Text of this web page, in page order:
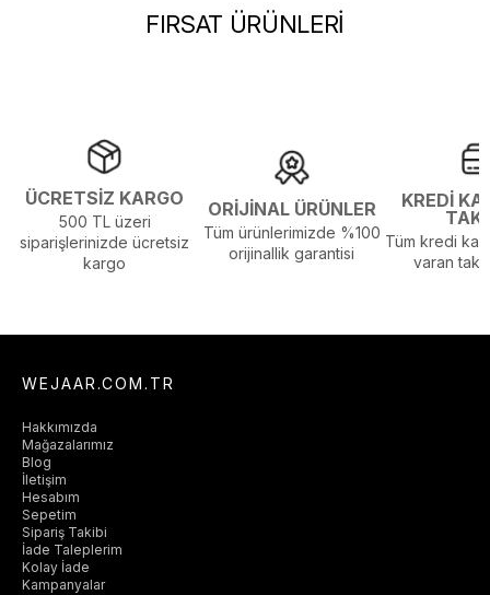
Gölgelenmelerden Dolayı Renk Farklılıkları Olabilir
FIRSAT ÜRÜNLERİ
ÜCRETSİZ KARGO
500 TL üzeri
siparişlerinizde ücretsiz
kargo
ORİJİNAL ÜRÜNLER
Tüm ürünlerimizde %100
orijinallik garantisi
KREDİ
Tüm kredi
varan
WEJAAR.COM.TR
Hakkımızda
Mağazalarımız
Blog
İletişim
Hesabım
Sepetim
Sipariş Takibi
İade Taleplerim
Kolay İade
Kampanyalar